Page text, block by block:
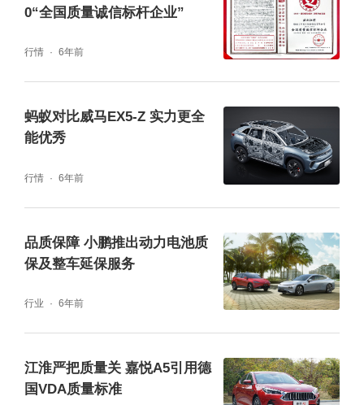
0“全国质量诚信标杆企业”
行情 6年前
蚂蚁对比威马EX5-Z 实力更全
能优秀
行情 6年前
品质保障 小鹏推出动力电池质
保及整车延保服务
行业 6年前
江淮严把质量关 嘉悦A5引用德
国VDA质量标准